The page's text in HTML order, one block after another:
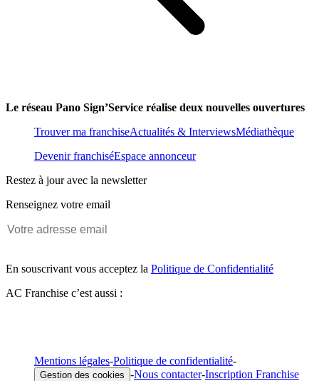
Le réseau Pano Sign’Service réalise deux nouvelles ouvertures
Trouver ma franchiseActualités & InterviewsMédiathèque
Devenir franchiséEspace annonceur
Restez à jour avec la newsletter
Renseignez votre email
En souscrivant vous acceptez la Politique de Confidentialité
AC Franchise c’est aussi :
Mentions légales-Politique de confidentialité-
Gestion des cookies -Nous contacter-Inscription Franchise